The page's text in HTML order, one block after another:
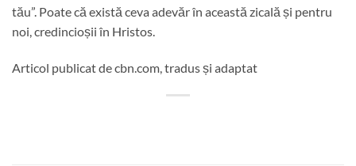
tău”. Poate că există ceva adevăr în această zicală și pentru
noi, credincioșii în Hristos.
Articol publicat de cbn.com, tradus și adaptat